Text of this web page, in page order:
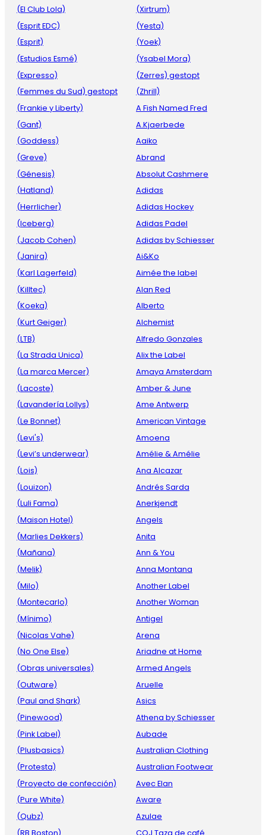
(El Club Lola)
(Esprit EDC)
(Esprit)
(Estudios Esmé)
(Expresso)
(Femmes du Sud) gestopt
(Frankie y Liberty)
(Gant)
(Goddess)
(Greve)
(Génesis)
(Hatland)
(Herrlicher)
(Iceberg)
(Jacob Cohen)
(Janira)
(Karl Lagerfeld)
(Killtec)
(Koeka)
(Kurt Geiger)
(LTB)
(La Strada Unica)
(La marca Mercer)
(Lacoste)
(Lavandería Lollys)
(Le Bonnet)
(Levi's)
(Levi’s underwear)
(Lois)
(Louizon)
(Luli Fama)
(Maison Hotel)
(Marlies Dekkers)
(Mañana)
(Melik)
(Milo)
(Montecarlo)
(Mínimo)
(Nicolas Vahe)
(No One Else)
(Obras universales)
(Outware)
(Paul and Shark)
(Pinewood)
(Pink Label)
(Plusbasics)
(Protesta)
(Proyecto de confección)
(Pure White)
(Qubz)
(RB Boston)
(Xirtrum)
(Yesta)
(Yoek)
(Ysabel Mora)
(Zerres) gestopt
(Zhrill)
A Fish Named Fred
A.Kjaerbede
Aaiko
Abrand
Absolut Cashmere
Adidas
Adidas Hockey
Adidas Padel
Adidas by Schiesser
Ai&Ko
Aimée the label
Alan Red
Alberto
Alchemist
Alfredo Gonzales
Alix the Label
Amaya Amsterdam
Amber & June
Ame Antwerp
American Vintage
Amoena
Amélie & Amélie
Ana Alcazar
Andrés Sarda
Anerkjendt
Angels
Anita
Ann & You
Anna Montana
Another Label
Another Woman
Antigel
Arena
Ariadne at Home
Armed Angels
Aruelle
Asics
Athena by Schiesser
Aubade
Australian Clothing
Australian Footwear
Avec Elan
Aware
Azulae
COJ Taza de café